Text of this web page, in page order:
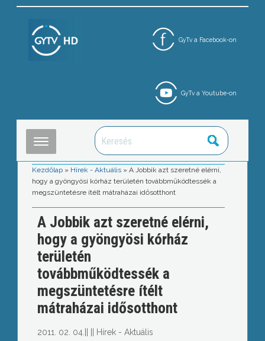
GyTv a Facebook-on
GyTv a Youtube-on
Kezdőlap » Hírek - Aktuális »A Jobbik azt szeretné elérni,
hogy a gyöngyösi kórház területén továbbműködtessék a
megszüntetésre ítélt mátraházai idősotthont
A Jobbik azt szeretné elérni,
hogy a gyöngyösi kórház
területén
továbbműködtessék a
megszüntetésre ítélt
mátraházai idősotthont
2011. 02. 04. Hírek - Aktuális